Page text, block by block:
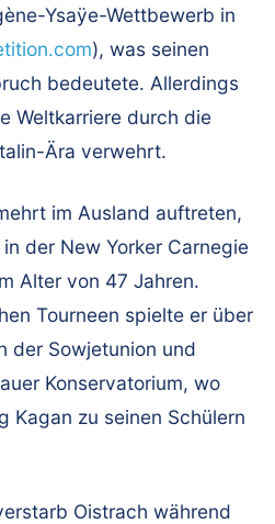
Ysaÿe-Wettbewerb in
), was seinen
bedeutete. Allerdings
Weltkarriere durch die
Ära verwehrt.
im Ausland auftreten,
der New Yorker Carnegie
Alter von 47 Jahren.
Tourneen spielte er über
der Sowjetunion und
Konservatorium, wo
Kagan zu seinen Schülern
Oistrach während